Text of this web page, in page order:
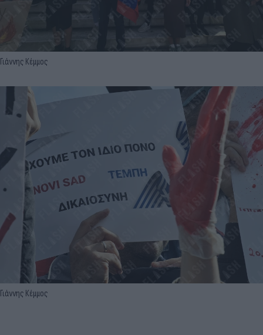
Γιάννης Κέμμος
Γιάννης Κέμμος